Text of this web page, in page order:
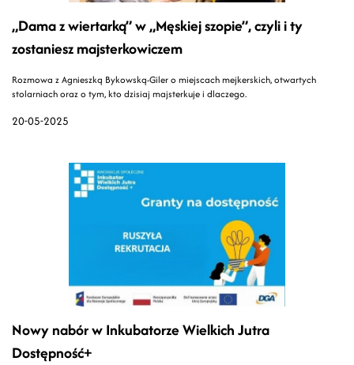
20-05-2025
„Dama z wiertarką” w „Męskiej szopie”, czyli i ty
zostaniesz majsterkowiczem
Rozmowa z Agnieszką Bykowską-Giler o miejscach mejkerskich, otwartych
stolarniach oraz o tym, kto dzisiaj majsterkuje i dlaczego.
Nowy nabór w Inkubatorze Wielkich Jutra
Dostępność+